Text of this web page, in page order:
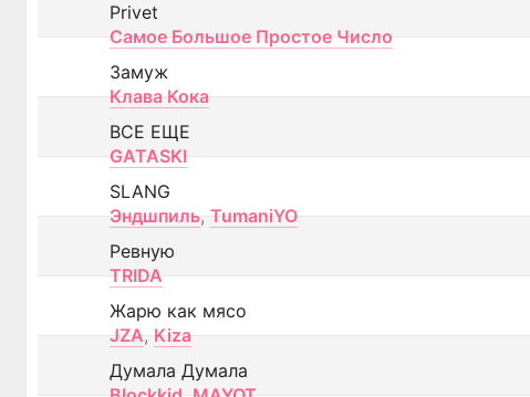
Privet
Самое Большое Простое Число
Замуж
Клава Кока
ВСЕ ЕЩЕ
GATASKI
SLANG
Эндшпиль, TumaniYO
Ревную
TRIDA
Жарю как мясо
JZA, Kiza
Думала Думала